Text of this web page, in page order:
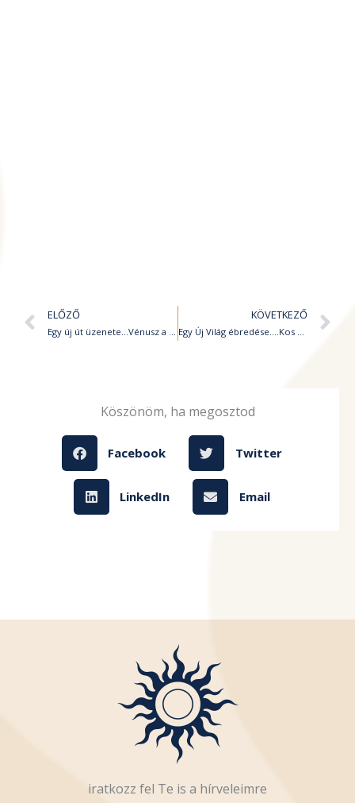
Előző
ELŐZŐ KÖVETKEZŐ
Köszönöm, ha megosztod
Facebook Twitter
LinkedIn Email
iratkozz fel Te is a hírveleimre